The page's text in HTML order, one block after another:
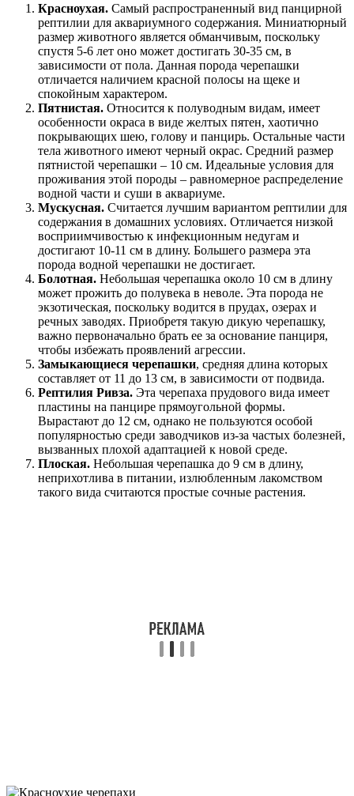
Красноухая. Самый распространенный вид панцирной
рептилии для аквариумного содержания. Миниатюрный
размер животного является обманчивым, поскольку
спустя 5-6 лет оно может достигать 30-35 см, в
зависимости от пола. Данная порода черепашки
отличается наличием красной полосы на щеке и
спокойным характером.
Пятнистая. Относится к полуводным видам, имеет
особенности окраса в виде желтых пятен, хаотично
покрывающих шею, голову и панцирь. Остальные части
тела животного имеют черный окрас. Средний размер
пятнистой черепашки – 10 см. Идеальные условия для
проживания этой породы – равномерное распределение
водной части и суши в аквариуме.
Мускусная. Считается лучшим вариантом рептилии для
содержания в домашних условиях. Отличается низкой
восприимчивостью к инфекционным недугам и
достигают 10-11 см в длину. Большего размера эта
порода водной черепашки не достигает.
Болотная. Небольшая черепашка около 10 см в длину
может прожить до полувека в неволе. Эта порода не
экзотическая, поскольку водится в прудах, озерах и
речных заводях. Приобретя такую дикую черепашку,
важно первоначально брать ее за основание панциря,
чтобы избежать проявлений агрессии.
Замыкающиеся черепашки, средняя длина которых
составляет от 11 до 13 см, в зависимости от подвида.
Рептилия Ривза. Эта черепаха прудового вида имеет
пластины на панцире прямоугольной формы.
Вырастают до 12 см, однако не пользуются особой
популярностью среди заводчиков из-за частых болезней,
вызванных плохой адаптацией к новой среде.
Плоская. Небольшая черепашка до 9 см в длину,
неприхотлива в питании, излюбленным лакомством
такого вида считаются простые сочные растения.